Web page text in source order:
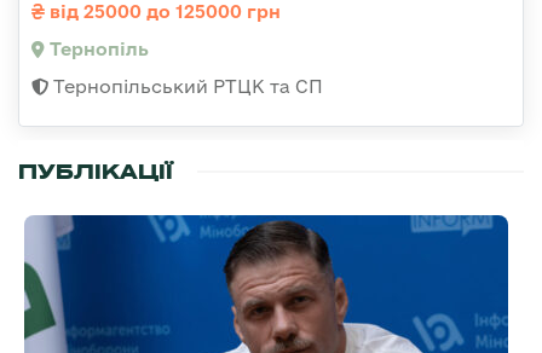
від 25000 до 125000 грн
Тернопіль
Тернопільський РТЦК та СП
ПУБЛІКАЦІЇ